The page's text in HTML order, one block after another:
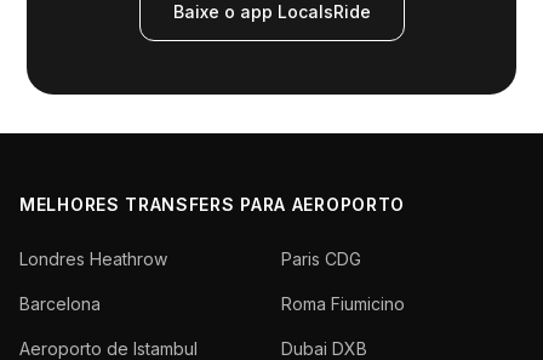
Baixe o app LocalsRide
MELHORES TRANSFERS PARA AEROPORTO
Londres Heathrow Paris CDG
Barcelona Roma Fiumicino
Aeroporto de Istambul Dubai DXB